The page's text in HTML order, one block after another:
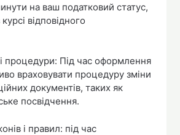
на ваш податковий статус,
відповідного
процедури: Під час оформлення
враховувати процедуру зміни
документів, таких як
посвідчення.
і правил: під час